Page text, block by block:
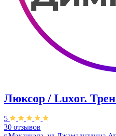
Люксор / Luxor.
5
30 отзывов